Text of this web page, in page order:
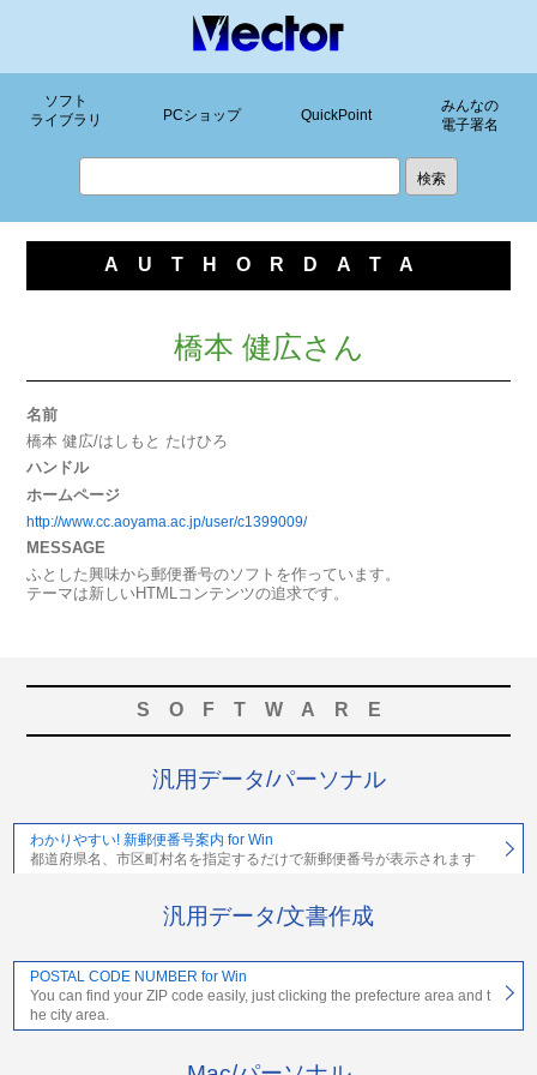
ソフト
ライブラリ
PCショップ QuickPoint
みんなの
電子署名
AUTHORDATA
橋本 健広さん
名前
橋本 健広/はしもと たけひろ
ハンドル
ホームページ
http://www.cc.aoyama.ac.jp/user/c1399009/
MESSAGE
ふとした興味から郵便番号のソフトを作っています。
テーマは新しいHTMLコンテンツの追求です。
SOFTWARE
汎用データ/パーソナル
わかりやすい! 新郵便番号案内 for Win
都道府県名、市区町村名を指定するだけで新郵便番号が表示されます
汎用データ/文書作成
POSTAL CODE NUMBER for Win
You can find your ZIP code easily, just clicking the prefecture area and t
he city area.